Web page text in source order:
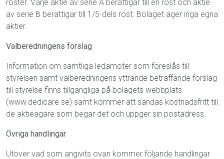
röster. Varje aktie av serie A berättigar till en röst och aktie
av serie B berättigar till 1/5-dels röst. Bolaget äger inga egna
aktier.
Valberedningens förslag
Information om samtliga ledamöter som föreslås till
styrelsen samt valberedningens yttrande beträffande förslag
till styrelse finns tillgängliga på bolagets webbplats
(www.dedicare.se) samt kommer att sändas kostnadsfritt till
de aktieägare som begär det och uppger sin postadress.
Övriga handlingar
Utöver vad som angivits ovan kommer följande handlingar